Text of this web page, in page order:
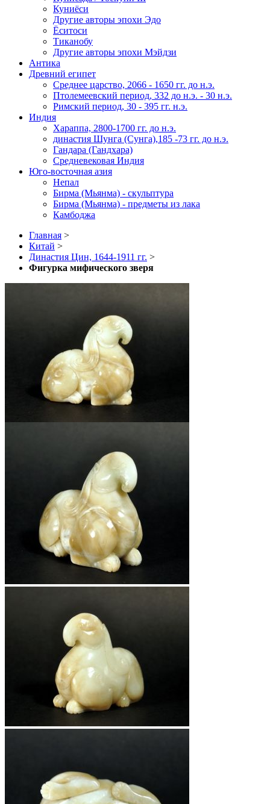
Куниёси
Другие авторы эпохи Эдо
Ёситоси
Тиканобу
Другие авторы эпохи Мэйдзи
Антика
Древний египет
Среднее царство, 2066 - 1650 гг. до н.э.
Птолемеевский период, 332 до н.э. - 30 н.э.
Римский период, 30 - 395 гг. н.э.
Индия
Хараппа, 2800-1700 гг. до н.э.
династия Шунга (Сунга),185 -73 гг. до н.э.
Гандара (Гандхара)
Средневековая Индия
Юго-восточная азия
Непал
Бирма (Мьянма) - скульптура
Бирма (Мьянма) - предметы из лака
Камбоджа
Главная >
Китай >
Династия Цин, 1644-1911 гг. >
Фигурка мифического зверя